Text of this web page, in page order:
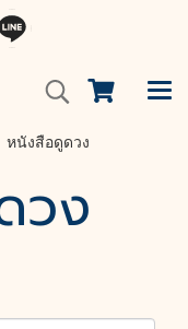
หนังสือดูดวง
วง